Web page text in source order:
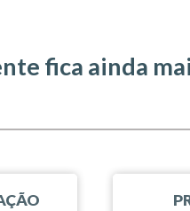
fica ainda